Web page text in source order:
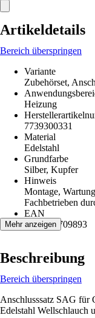
Artikeldetails
Bereich überspringen
Variante
Zubehörset,
Heizung
7739300331
Material
Edelstahl
Grundfarbe
Silber, Kupfer
Hinweis
Montage,
Fachbetrieben
EAN
4010009709893
Mehr anzeigen
Beschreibung
Bereich überspringen
Anschlusssatz SAG für
Edelstahl Wellschlauch